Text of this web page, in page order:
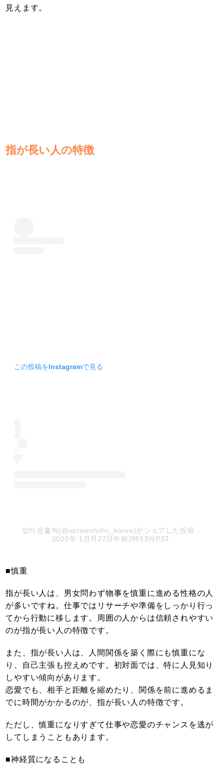
見えます。
指が長い人の特徴
この投稿をInstagramで見る
업타운홀릭(@uptownholic_korea)がシェアした投稿 -
2020年 1月月27日午前2時53分PST
■慎重
指が長い人は、男女問わず物事を慎重に進める性格の人
が多いですね。仕事ではリサーチや準備をしっかり行っ
てから行動に移します。周囲の人からは信頼されやすい
のが指が長い人の特徴です。
また、指が長い人は、人間関係を築く際にも慎重にな
り、自己主張も控えめです。初対面では、特に人見知り
しやすい傾向があります。
恋愛でも、相手と距離を縮めたり、関係を前に進めるま
でに時間がかかるのが、指が長い人の特徴です。
ただし、慎重になりすぎて仕事や恋愛のチャンスを逃が
してしまうこともあります。
■神経質になることも